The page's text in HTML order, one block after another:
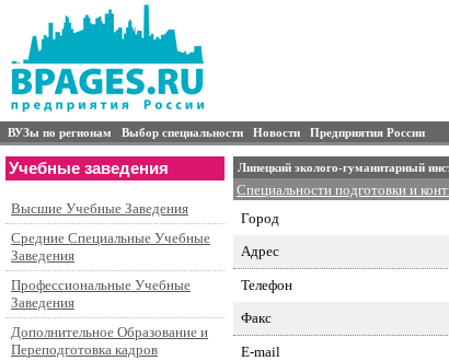
ВУЗы по регионам Выбор специальности Новости Предприятия России
Учебные заведения
Высшие Учебные Заведения
Средние Специальные Учебные
Заведения
Профессиональные Учебные
Заведения
Дополнительное Образование и
Переподготовка кадров
Липецкий эколого-гуманитарный
Специальности подготовки и
Город
Адрес
Телефон
Факс
E-mail